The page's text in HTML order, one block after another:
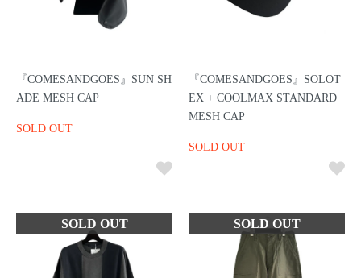
『COMESANDGOES』SUN SH
ADE MESH CAP
SOLD OUT
『COMESANDGOES』SOLOT
EX + COOLMAX STANDARD
MESH CAP
SOLD OUT